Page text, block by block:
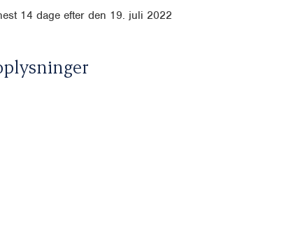
14 dage efter den 19. juli 2022